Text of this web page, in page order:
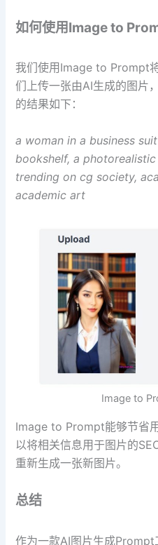
如何使用Image to
我们使用Image to Prompt
们上传一张由AI生成的图片
的结果如下：
a woman in a business
bookshelf, a
trending on cg society,
academic art
Image to
Image to Prompt能够节省
以将相关信息用于图片的
重新生成一张新图片。
总结
作为一款AI图片生成